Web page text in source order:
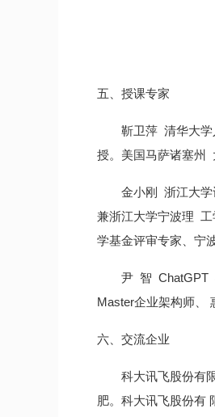
五、授课专家
靳卫萍 清华大学
授。美国马萨诸塞州
金小刚 浙江大学
兼浙江大学宁波理 工
学基金评审专家、宁
尹 智 ChatGPT
Master企业架构师、
六、交流企业
科大讯飞股份有
肥。科大讯飞股份有